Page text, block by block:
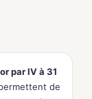
par IV à 31
de